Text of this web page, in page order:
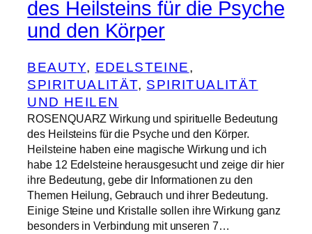
des Heilsteins für die Psyche
und den Körper
BEAUTY, EDELSTEINE
SPIRITUALITÄT, SPIRITUALITÄT
UND HEILEN
ROSENQUARZ Wirkung und spirituelle Bedeutung
des Heilsteins für die Psyche und den Körper.
Heilsteine haben eine magische Wirkung und ich
habe 12 Edelsteine herausgesucht und zeige dir hier
ihre Bedeutung, gebe dir Informationen zu den
Themen Heilung, Gebrauch und ihrer Bedeutung.
Einige Steine und Kristalle sollen ihre Wirkung ganz
besonders in Verbindung mit unseren 7…